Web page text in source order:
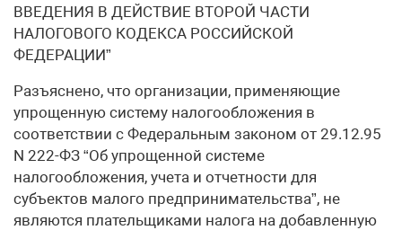
ВВЕДЕНИЯ В ДЕЙСТВИЕ ВТОРОЙ ЧАСТИ
НАЛОГОВОГО КОДЕКСА РОССИЙСКОЙ
ФЕДЕРАЦИИ”
Разъяснено, что организации, применяющие
упрощенную систему налогообложения в
соответствии с Федеральным законом от 29.12.95
N 222-ФЗ “Об упрощенной системе
налогообложения, учета и отчетности для
субъектов малого предпринимательства”, не
являются плательщиками налога на добавленную